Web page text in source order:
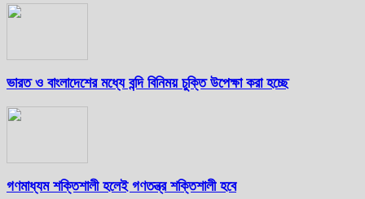
ভারত ও বাংলাদেশের মধ্যে বন্দি বিনিময় চুক্তি উপেক্ষা করা হচ্ছে
গণমাধ্যম শক্তিশালী হলেই গণতন্ত্র শক্তিশালী হবে